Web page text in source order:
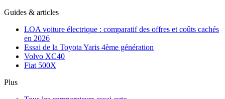
Guides & articles
LOA voiture électrique : comparatif des offres et coûts cachés
en 2026
Essai de la Toyota Yaris 4ème génération
Volvo XC40
Fiat 500X
Plus